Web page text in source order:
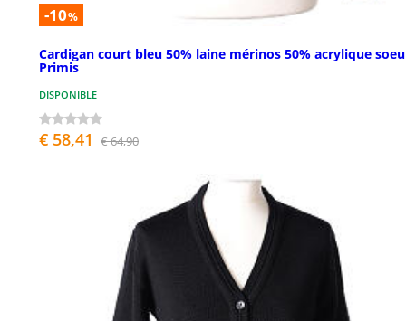
-10%
Cardigan court bleu 50% laine mérinos 50% acrylique
Primis
DISPONIBLE
€ 58,41 € 64,90